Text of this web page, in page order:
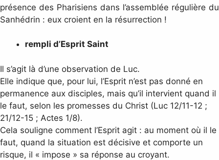
présence des Pharisiens dans l’assemblée régulière du
Sanhédrin : eux croient en la résurrection !
rempli d’Esprit Saint
Il s’agit là d’une observation de Luc.
Elle indique que, pour lui, l’Esprit n’est pas donné en
permanence aux disciples, mais qu’il intervient quand il
le faut, selon les promesses du Christ (Luc 12/11-12 ;
21/12-15 ; Actes 1/8).
Cela souligne comment l’Esprit agit : au moment où il le
faut, quand la situation est décisive et comporte un
risque, il « impose » sa réponse au croyant.